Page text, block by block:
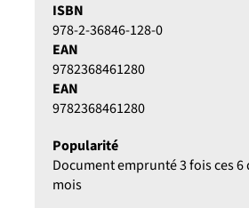
ISBN
978-2-36846-128-0
EAN
9782368461280
EAN
9782368461280
Popularité
Document emprunté 3 fois ces
mois